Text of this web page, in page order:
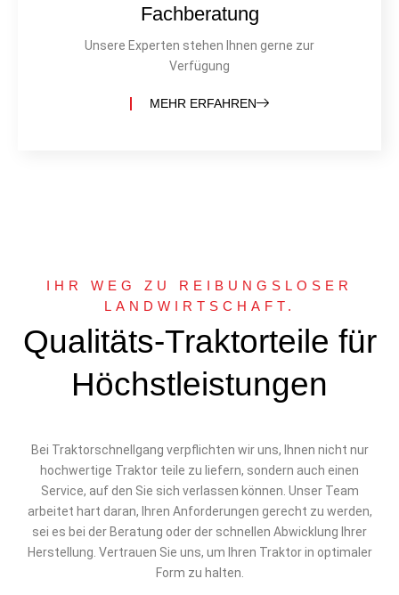
Fachberatung
Unsere Experten stehen Ihnen gerne zur
Verfügung
MEHR ERFAHREN
IHR WEG ZU REIBUNGSLOSER
LANDWIRTSCHAFT.
Qualitäts-Traktorteile für
Höchstleistungen
Bei Traktorschnellgang verpflichten wir uns, Ihnen nicht nur
hochwertige Traktor teile zu liefern, sondern auch einen
Service, auf den Sie sich verlassen können. Unser Team
arbeitet hart daran, Ihren Anforderungen gerecht zu werden,
sei es bei der Beratung oder der schnellen Abwicklung Ihrer
Herstellung. Vertrauen Sie uns, um Ihren Traktor in optimaler
Form zu halten.